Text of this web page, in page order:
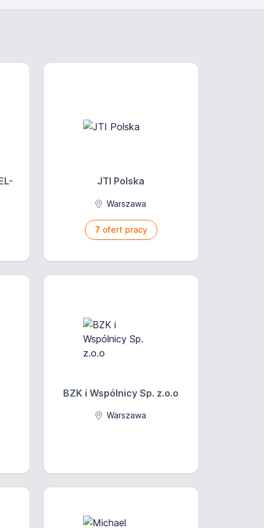
języka polskiego w stopniu
JTI Polska
Warszawa
7 ofert pracy
BZK i Wspólnicy Sp. z.o.o
Warszawa